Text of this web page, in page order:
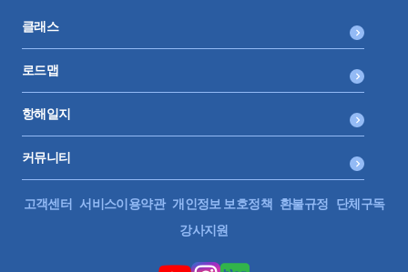
클래스
로드맵
항해일지
커뮤니티
고객센터 서비스이용약관 개인정보 보호정책 환불규정
단체구독
강사지원